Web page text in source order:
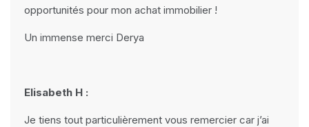
opportunités pour mon achat immobilier !
Un immense merci Derya
Elisabeth H :
Je tiens tout particulièrement vous remercier car j’ai